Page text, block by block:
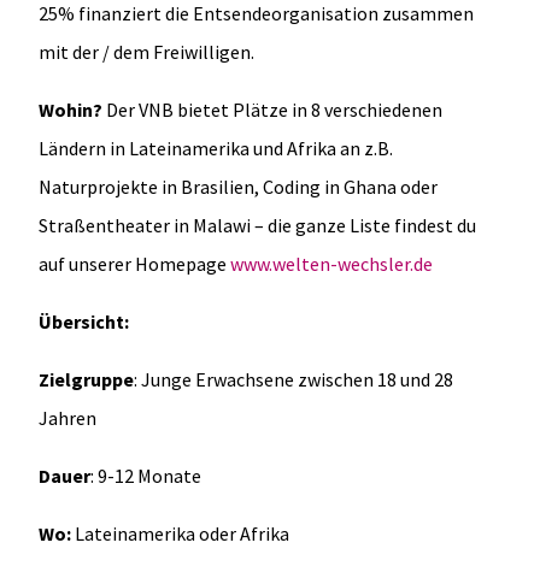
25% finanziert die Entsendeorganisation zusammen
mit der / dem Freiwilligen.
Wohin? Der VNB bietet Plätze in 8 verschiedenen
Ländern in Lateinamerika und Afrika an z.B.
Naturprojekte in Brasilien, Coding in Ghana oder
Straßentheater in Malawi – die ganze Liste findest du
auf unserer Homepage www.welten-wechsler.de
Übersicht:
Zielgruppe: Junge Erwachsene zwischen 18 und 28
Jahren
Dauer: 9-12 Monate
Wo: Lateinamerika oder Afrika